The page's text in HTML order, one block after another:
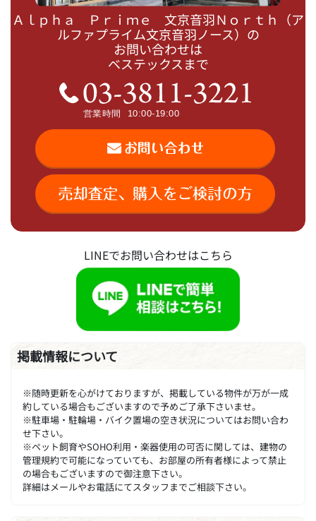
Ａｌｐｈａ Ｐｒｉｍｅ 文京音羽Ｎｏｒｔｈ（ア
ルファプライム文京音羽ノース）の
お問い合わせは
ベステックスまで
LINEでお問い合わせはこちら
掲載情報について
※随時更新を心がけておりますが、掲載している物件が万が一成
約している場合もございますので予めご了承下さいませ。
※駐車場・駐輪場・バイク置場の空き状況についてはお問い合わ
せ下さい。
※ペット飼育やSOHO利用・楽器使用の可否に関しては、建物の
管理規約で可能になっていても、お部屋の所有者様によって禁止
の場合もございますので御注意下さい。
詳細はメールやお電話にてスタッフまでご相談下さい。